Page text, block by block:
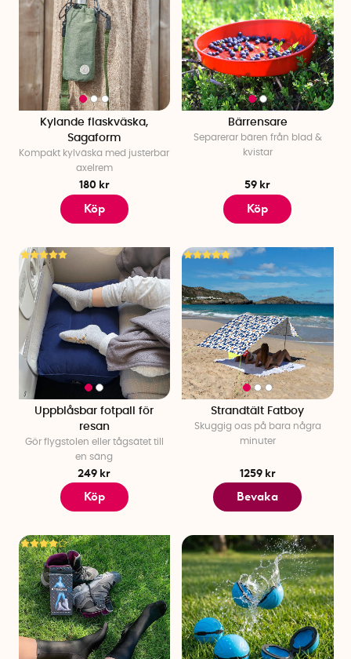
Kylande flaskväska,
Sagaform
Kompakt kylväska med justerbar
axelrem
180 kr
Köp
Bärrensare
Separerar bären från blad &
kvistar
59 kr
Köp
Uppblåsbar fotpall för
resan
Gör flygstolen eller tågsätet till
en säng
249 kr
Köp
Strandtält Fatboy
Skuggig oas på bara några
minuter
1259 kr
Bevaka